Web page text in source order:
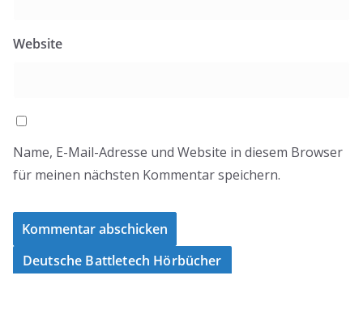
Website
Name, E-Mail-Adresse und Website in diesem Browser
für meinen nächsten Kommentar speichern.
Deutsche Battletech Hörbücher